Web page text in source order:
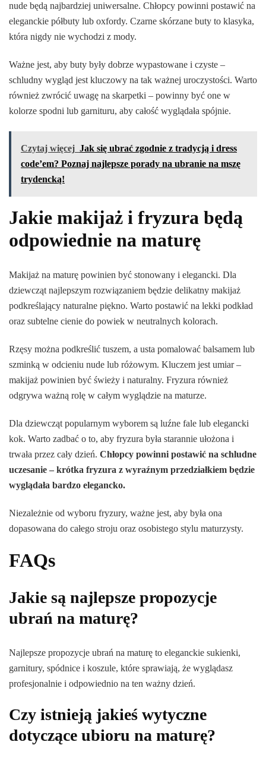
nude będą najbardziej uniwersalne. Chłopcy powinni postawić na
eleganckie półbuty lub oxfordy. Czarne skórzane buty to klasyka,
która nigdy nie wychodzi z mody.
Ważne jest, aby buty były dobrze wypastowane i czyste –
schludny wygląd jest kluczowy na tak ważnej uroczystości. Warto
również zwrócić uwagę na skarpetki – powinny być one w
kolorze spodni lub garnituru, aby całość wyglądała spójnie.
Czytaj więcej Jak się ubrać zgodnie z tradycją i dress
code’em? Poznaj najlepsze porady na ubranie na mszę
trydencką!
Jakie makijaż i fryzura będą
odpowiednie na maturę
Makijaż na maturę powinien być stonowany i elegancki. Dla
dziewcząt najlepszym rozwiązaniem będzie delikatny makijaż
podkreślający naturalne piękno. Warto postawić na lekki podkład
oraz subtelne cienie do powiek w neutralnych kolorach.
Rzęsy można podkreślić tuszem, a usta pomalować balsamem lub
szminką w odcieniu nude lub różowym. Kluczem jest umiar –
makijaż powinien być świeży i naturalny. Fryzura również
odgrywa ważną rolę w całym wyglądzie na maturze.
Dla dziewcząt popularnym wyborem są luźne fale lub elegancki
kok. Warto zadbać o to, aby fryzura była starannie ułożona i
trwała przez cały dzień. Chłopcy powinni postawić na schludne
uczesanie – krótka fryzura z wyraźnym przedziałkiem będzie
wyglądała bardzo elegancko.
Niezależnie od wyboru fryzury, ważne jest, aby była ona
dopasowana do całego stroju oraz osobistego stylu maturzysty.
FAQs
Jakie są najlepsze propozycje
ubrań na maturę?
Najlepsze propozycje ubrań na maturę to eleganckie sukienki,
garnitury, spódnice i koszule, które sprawiają, że wyglądasz
profesjonalnie i odpowiednio na ten ważny dzień.
Czy istnieją jakieś wytyczne
dotyczące ubioru na maturę?